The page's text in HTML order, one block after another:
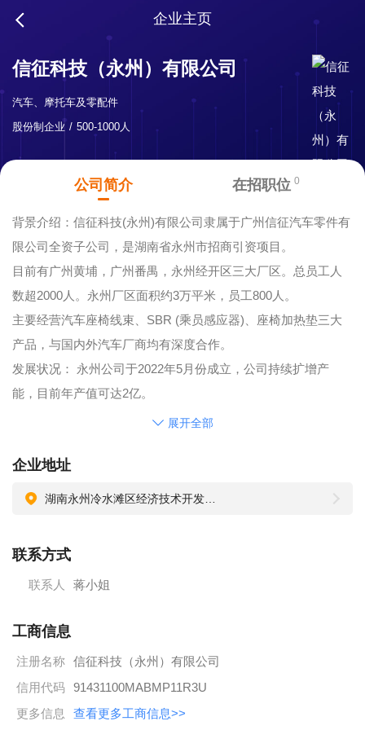
企业主页
信征科技（永州）有限公司
汽车、摩托车及零配件
股份制企业
500-1000人
公司简介 在招职位 0
背景介绍：信征科技(永州)有限公司隶属于广州信征汽车零件有
限公司全资子公司，是湖南省永州市招商引资项目。
目前有广州黄埔，广州番禺，永州经开区三大厂区。总员工人
数超2000人。永州厂区面积约3万平米，员工800人。
主要经营汽车座椅线束、SBR (乘员感应器)、座椅加热垫三大
产品，与国内外汽车厂商均有深度合作。
发展状况： 永州公司于2022年5月份成立，公司持续扩增产
能，目前年产值可达2亿。
福利待遇：公司实行5天8小时工作制，购买五险一金，提供食
企业经营理念:诚信求实，敬业奉献
企业经营指南:以顾客为导向,执着追求客户满意
动影响他人的能力
公司现因业务拓展，特诚聘行业内各职务精英人员。
展开全部
企业地址
联系方式
联系人 蒋小姐
工商信息
注册名称 信征科技（永州）有限公司
信用代码 91431100MABMP11R3U
更多信息
查看更多工商信息>>